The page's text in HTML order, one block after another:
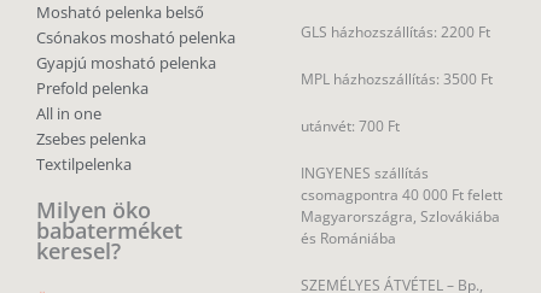
Mosható pelenka belső
Csónakos mosható pelenka
Gyapjú mosható pelenka
Prefold pelenka
All in one
Zsebes pelenka
Textilpelenka
Milyen öko
babaterméket
keresel?
GLS házhozszállítás: 2200 Ft
MPL házhozszállítás: 3500 Ft
utánvét: 700 Ft
INGYENES szállítás
csomagpontra 40 000 Ft felett
Magyarországra, Szlovákiába
és Romániába
SZEMÉLYES ÁTVÉTEL – Bp.,